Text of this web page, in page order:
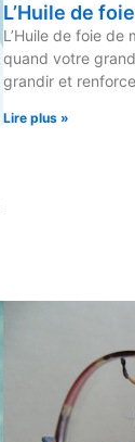
L’Huile de
L’Huile de foie de
quand votre
grandir et
Lire plus »